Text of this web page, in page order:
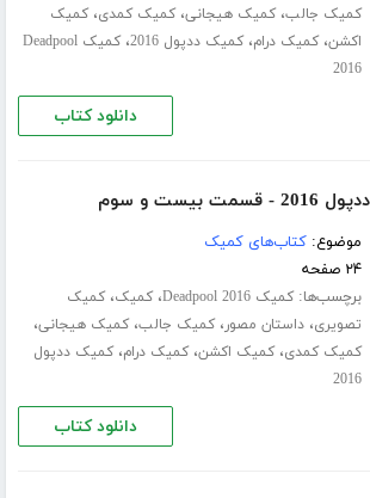
کمیک جالب،کمیک هیجانی،کمیک کمدی،کمیک
اکشن،کمیک درام،کمیک ددپول 2016 ،
کمیک Deadpool
2016
دانلود کتاب
و سوم
موضوع:کتاب‌های کمیک
۲۴ صفحه
برچسب‌ها:کمیک Deadpool 2016 ،کمیک،کمیک
تصویری،داستان مصور،کمیک جالب،کمیک هیجانی،
کمیک کمدی،کمیک اکشن،کمیک درام،کمیک ددپول
2016
دانلود کتاب